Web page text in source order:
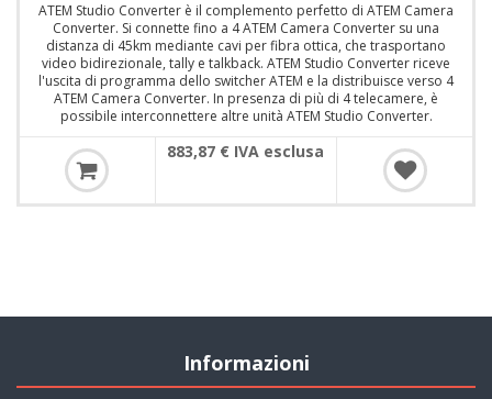
ATEM Studio Converter è il complemento perfetto di ATEM Camera
Converter. Si connette fino a 4 ATEM Camera Converter su una
distanza di 45km mediante cavi per fibra ottica, che trasportano
video bidirezionale, tally e talkback. ATEM Studio Converter riceve
l'uscita di programma dello switcher ATEM e la distribuisce verso 4
ATEM Camera Converter. In presenza di più di 4 telecamere, è
possibile interconnettere altre unità ATEM Studio Converter.
883,87 € IVA esclusa
Informazioni